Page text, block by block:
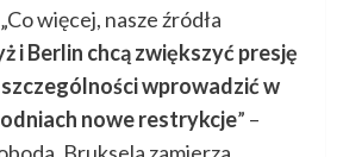
więcej, nasze źródła
i Berlin chcą zwiększyć presję
wprowadzić w
nowe restrykcje” –
Bruksela zamierza